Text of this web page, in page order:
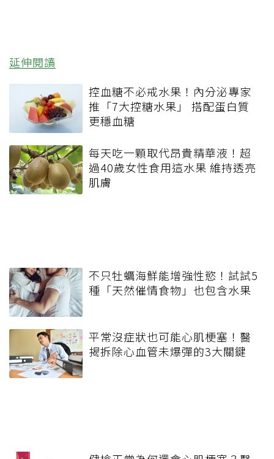
延伸閱讀
控血糖不必戒水果！內分泌專家
推「7大控糖水果」 搭配蛋白質
更穩血糖
每天吃一顆取代昂貴精華液！超
過40歲女性食用這水果 維持透亮
肌膚
不只牡蠣海鮮能增強性慾！試試5
種「天然催情食物」也包含水果
平常沒症狀也可能心肌梗塞！醫
揭拆除心血管未爆彈的3大關鍵